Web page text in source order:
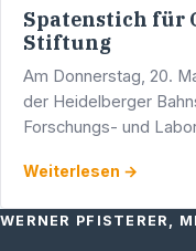
Spatenstich für
Stiftung
Am Donnerstag, 20.
der Heidelberger
Forschungs- und
…
Weiterlesen →
WERNER PFISTERER,